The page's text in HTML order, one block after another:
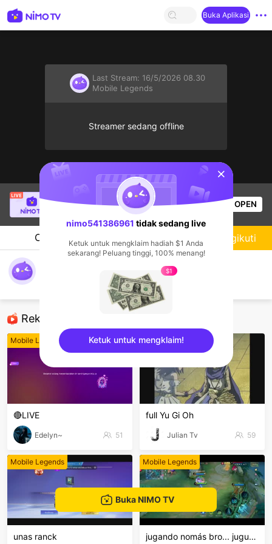
Buka Aplikasi
Last Stream: 16/5/2026 08.30
Mobile Legends
Streamer sedang offline
Buz Em Bé fr FAIRIESsedang siaran langsung!
535 Penonton OPEN
Chat Streamer
Rekomendasi
Mobile Legends
🔴LIVE
Edelyn~ 51
Mobile Legends
full Yu Gi Oh
Julian Tv 59
Mobile Legends
unas ranck
Mobile Legends
jugando nomás bro... juguemos...
Mengikuti
Buka NIMO TV
sentinelStart
nimo541386961 tidak sedang live
Ketuk untuk mengklaim hadiah $1 Anda
sekarang! Peluang tinggi, 100% menang!
$1
Ketuk untuk mengklaim!
sentinelEnd